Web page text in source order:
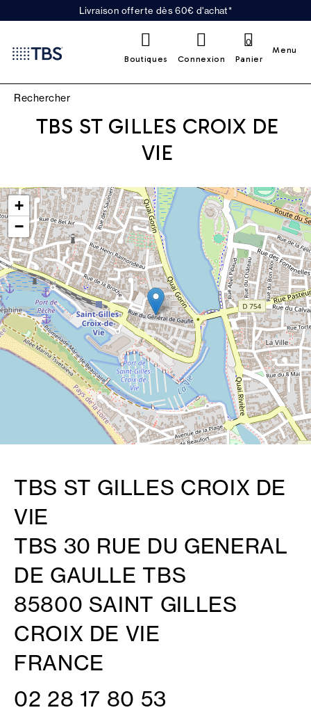
Livraison offerte dès 60€ d'achat*
Boutiques Connexion Panier
0
Menu
TBS ST GILLES CROIX DE
VIE
+
−
TBS ST GILLES CROIX DE
VIE
TBS 30 RUE DU GENERAL
DE GAULLE TBS
85800 SAINT GILLES
CROIX DE VIE
FRANCE
02 28 17 80 53